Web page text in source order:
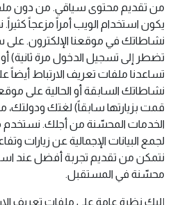
من تقديم محتوى سياقي. من دون
يكون استخدام الويب أمراً مزعجاً
نشاطاتك في موقعنا الإلكترون. على
تضطر إلى تسجيل الدخول مرة ثانية)
تساعدنا ملفات تعريف الارتباط أيضاً
نشاطاتك السابقة أو الحالية على
قمت بزيارتها سابقاً) لغتك ودولتك،
الخدمات المحسّنة من أجلك. نستخدم
لجمع البيانات الإجمالية عن زيارات
نتمكن من تقديم تجربة أفضل عند
محسّنة في المستقبل.
إليك نظرة عامة على ملفات تعريف